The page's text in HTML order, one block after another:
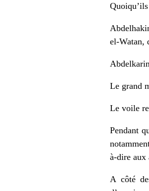
el‐Watan,
Le grand
Le voile
Pendant
à‐dire aux
A côté